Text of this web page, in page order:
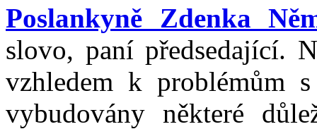
Poslankyně Zdenka
slovo, paní předsedající.
vzhledem k problémům
vybudovány některé